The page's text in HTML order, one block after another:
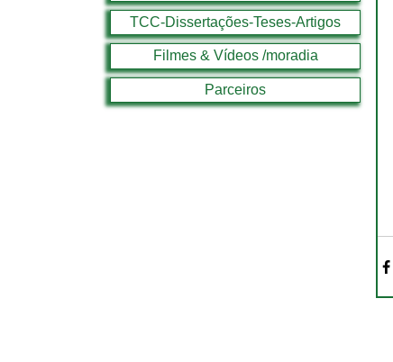
TCC-Dissertações-Teses-Artigos
Filmes & Vídeos /moradia
Parceiros